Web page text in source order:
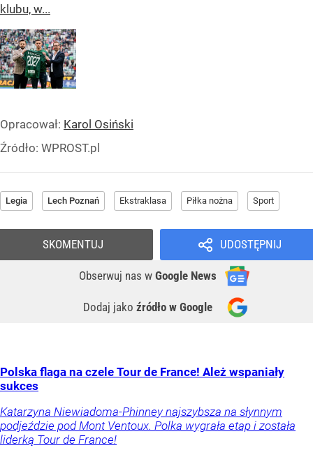
klubu, w...
Opracował: Karol Osiński
Źródło: WPROST.pl
Legia Lech Poznań Ekstraklasa Piłka nożna Sport
UDOSTĘPNIJ
Obserwuj nas w Google News
Dodaj jako źródło w Google
SKOMENTUJ
Polska flaga na czele Tour de France! Ależ wspaniały
sukces
Katarzyna Niewiadoma-Phinney najszybsza na słynnym
podjeździe pod Mont Ventoux. Polka wygrała etap i została
liderką Tour de France!